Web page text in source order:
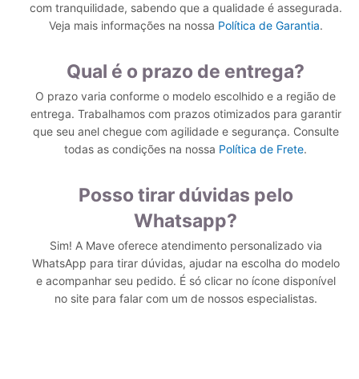
com tranquilidade, sabendo que a qualidade é assegurada.
Veja mais informações na nossa Política de Garantia.
Qual é o prazo de entrega?
O prazo varia conforme o modelo escolhido e a região de
entrega. Trabalhamos com prazos otimizados para garantir
que seu anel chegue com agilidade e segurança. Consulte
todas as condições na nossa Política de Frete.
Posso tirar dúvidas pelo
Whatsapp?
Sim! A Mave oferece atendimento personalizado via
WhatsApp para tirar dúvidas, ajudar na escolha do modelo
e acompanhar seu pedido. É só clicar no ícone disponível
no site para falar com um de nossos especialistas.